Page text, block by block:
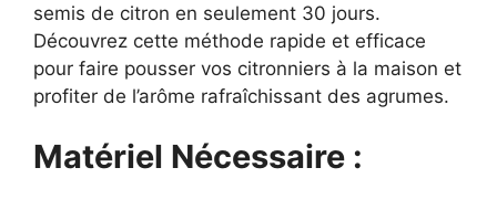
semis de citron en seulement 30 jours.
Découvrez cette méthode rapide et efficace
pour faire pousser vos citronniers à la maison et
profiter de l’arôme rafraîchissant des agrumes.
Matériel Nécessaire :